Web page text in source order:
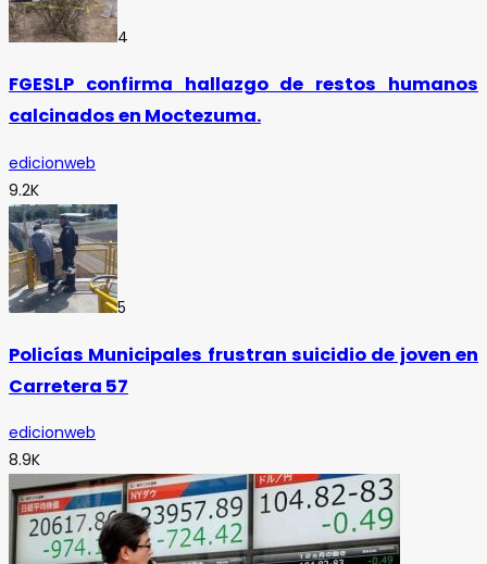
4
FGESLP confirma hallazgo de restos humanos
calcinados en Moctezuma.
edicionweb
9.2K
5
Policías Municipales frustran suicidio de joven en
Carretera 57
edicionweb
8.9K